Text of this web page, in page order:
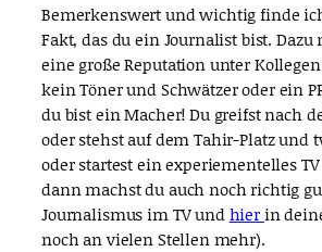
Bemerkenswert und wichtig finde
Fakt, das du ein Journalist bist. Dazu
eine große Reputation unter
kein Töner und Schwätzer oder ein
du bist ein Macher! Du greifst nach
oder stehst auf dem Tahir-Platz und
oder startest ein experiementelles
dann machst du auch noch richtig
Journalismus im TV undhierin
noch an vielen Stellen mehr).